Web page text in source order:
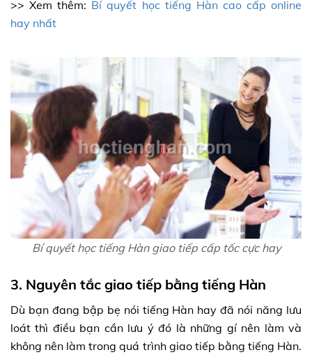
>> Xem thêm: Bí quyết học tiếng Hàn cao cấp online
hay nhất
Bí quyết học tiếng Hàn giao tiếp cấp tốc cực hay
3. Nguyên tắc giao tiếp bằng tiếng Hàn
Dù bạn đang bập bẹ nói tiếng Hàn hay đã nói năng lưu
loát thì điều bạn cần lưu ý đó là những gí nên làm và
không nên làm trong quá trình giao tiếp bằng tiếng Hàn.